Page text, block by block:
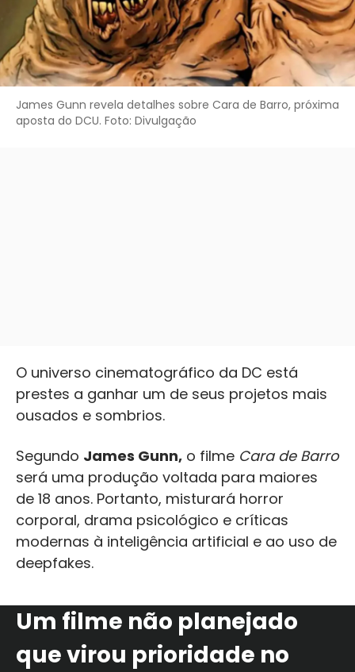
James Gunn revela detalhes sobre Cara de Barro, próxima
aposta do DCU. Foto: Divulgação
O universo cinematográfico da DC está
prestes a ganhar um de seus projetos mais
ousados e sombrios.
Segundo James Gunn, o filme Cara de Barro
será uma produção voltada para maiores
de 18 anos. Portanto, misturará horror
corporal, drama psicológico e críticas
modernas à inteligência artificial e ao uso de
deepfakes.
Um filme não planejado
que virou prioridade no